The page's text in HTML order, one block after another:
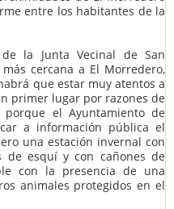
entre los habitantes de la
la Junta Vecinal de San
cercana a El Morredero,
que estar muy atentos a
primer lugar por razones de
el Ayuntamiento de
a información pública el
una estación invernal con
de esquí y con cañones de
con la presencia de una
animales protegidos en el